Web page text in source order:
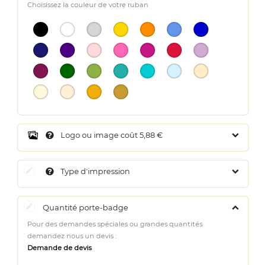
Choisissez la couleur de votre ruban
Logo ou image coût 5,88 €
Type d'impression
Quantité porte-badge
Pour des demandes spéciales ou grandes quantités
demandez nous un devis :
Demande de devis